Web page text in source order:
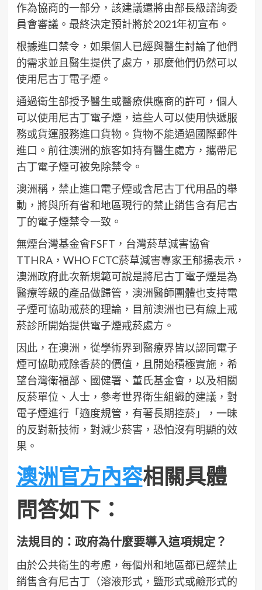
作為協商的一部分，該建議還將由部長級諮詢委
員會審議。最終決定預計將於2021年初宣布。
根據進口禁令，如果個人已經與醫生討論了他們
的需求並且醫生提供了處方，那麼他們仍然可以
使用尼古丁電子煙。
通過衛生部授予醫生或醫療供應商的許可，個人
可以使用尼古丁電子煙，這些人可以使用快遞服
務或貨運服務進口貨物。貨物不能通過國際郵件
進口。前往澳洲的旅客如持有醫生處方，攜帶尼
古丁電子煙可被免除禁令。
澳洲稱，禁止進口電子煙或含尼古丁代用品的舉
動，將與所有省和地區現行的禁止銷售含有尼古
丁的電子煙禁令一致。
無煙台灣基金會FSFT，台灣菸草減害協會
TTHRA，WHO FCTC菸草減害專家王郁揚表示，
澳洲政府此次新規範可說是將尼古丁電子煙是為
醫療等級的產品做歸管，澳洲醫師團體也支持電
子煙可協助戒菸的理論，目前澳洲也已有線上戒
菸診所開始提供電子煙戒菸處方。
因此，在澳洲，從學術界到醫療界皆以認同電子
煙可協助戒除香菸的價值，且開始積極實施，希
望台灣衛福部、國健署、董氏基金會，以及相關
反菸單位、人士，參考世界衛生組織的建議，對
電子煙進行「適度規管，有著長期控菸」，一昧
的反對新技術，對減少菸害，恐怕沒有明顯的效
果。
澳洲官方內容相關具體
問答如下：
法規目的：政府為什麼要導入這項規定？
由於公共衛生的考慮，每個州和地區都已經禁止
銷售含有尼古丁（溶液形式，鹽形式或鹼形式的